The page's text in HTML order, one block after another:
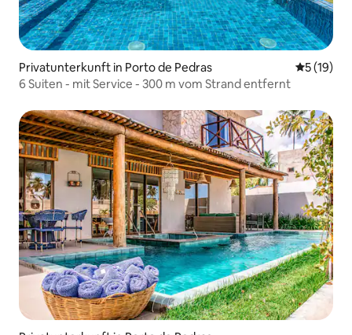
Privatunterkunft in Porto de Pedras
5 (19)
6 Suiten - mit Service - 300 m vom Strand entfernt